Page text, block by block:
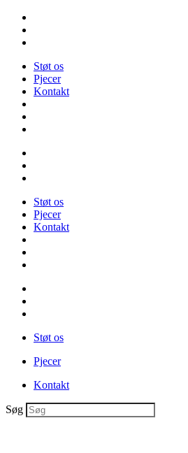
Videre
indhold
Støt os
Pjecer
Kontakt
Støt os
Pjecer
Kontakt
Støt os
Pjecer
Kontakt
Søg